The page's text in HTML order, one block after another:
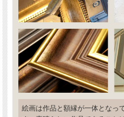
絵画は作品と額縁が一体となっ